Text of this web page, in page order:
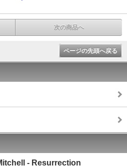
次の商品へ
ページの先頭へ戻る
- Resurrection